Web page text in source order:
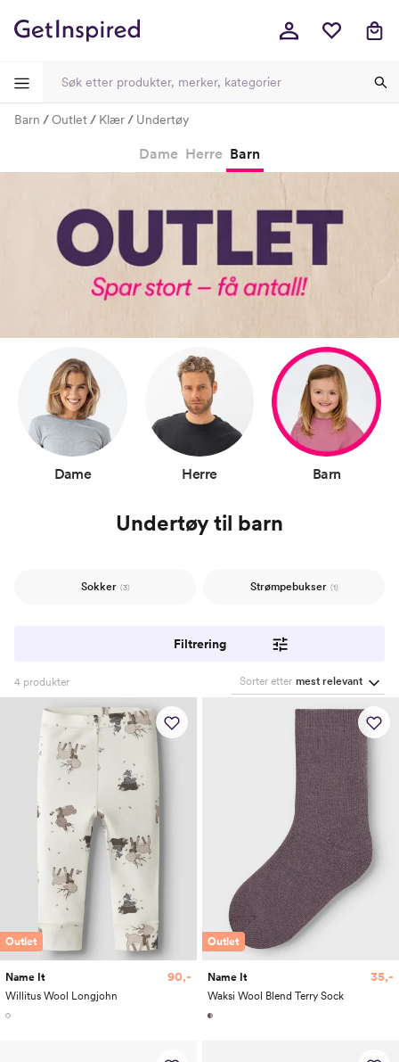
Barn Outlet Klær Undertøy
Dame Herre Barn
Dame Herre Barn
Undertøy til barn
Sokker (3) Strømpebukser (1)
Filtrering
4 produkter Sorter etter mest relevant
Outlet
Name It
Willitus Wool Longjohn
90,-
Outlet
Name It
Waksi Wool Blend Terry Sock
35,-